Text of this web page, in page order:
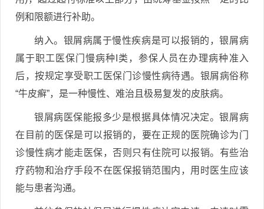
例和限额进行补助。
纳入。银屑病属于慢性疾病是可以报销的，银屑病
属于职工医保门慢病种I类，参保人员在办理病种准入
后，按规定享受职工医保门诊慢性病待遇。银屑病俗称
“牛皮癣”，是一种慢性、难治且极易复发的皮肤病。
银屑病医保能报多少是根据具体情况决定。银屑病
在目前的医保是可以报销的，要在正规的医院确诊为门
诊慢性病才能走医保，否则只有住院可以报销。有些治
疗药物和治疗手段不在医保报销范围内，用时医生应该
能与患者沟通。